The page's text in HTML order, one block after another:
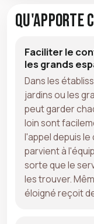
Qu'apporte
Faciliter le
les grands
Dans les
jardins ou les
peut garder
loin sont
l'appel depuis
parvient à
sorte que le
les trouver.
éloigné reçoit